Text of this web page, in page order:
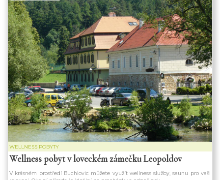
WELLNESS POBYTY
Wellness pobyt v loveckém zámečku Leopoldov
V krásném prostředí Buchlovic můžete využít wellness služby, saunu pro vaši